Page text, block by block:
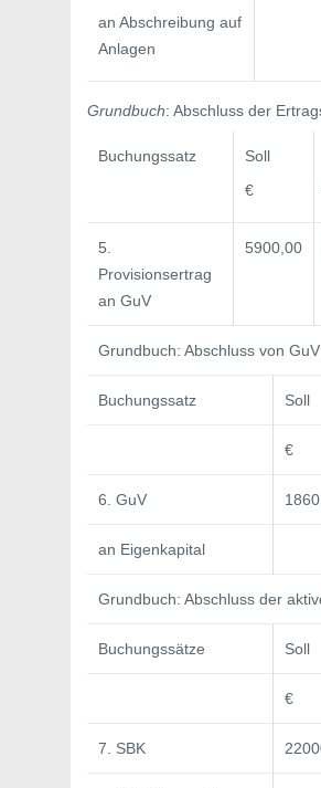
an Abschreibung auf
Anlagen
Grundbuch: Abschluss der
Buchungssatz
Soll
€
5.
Provisionsertrag
an GuV
5900,00
Grundbuch: Abschluss von
Buchungssatz Soll
€
6. GuV
an Eigenkapital
Grundbuch: Abschluss der
Buchungssätze Soll
€
7. SBK